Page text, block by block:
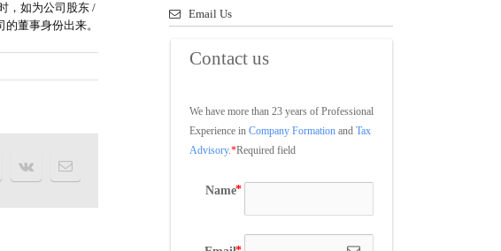
，如为公司股东 /
董事身份出来。
Email Us
Contact us
We have more than 23 years of Professional
Experience in Company Formation and Tax
Advisory.*Required field
Name